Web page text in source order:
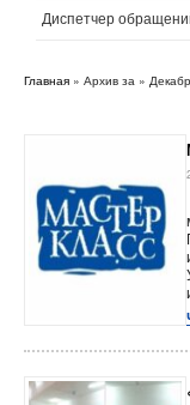
Диспетчер
Главная » Архив за »